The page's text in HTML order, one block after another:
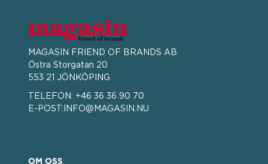
MAGASIN FRIEND OF BRANDS AB
Östra Storgatan 20
553 21 JÖNKÖPING
TELEFON: +46 36 36 90 70
E-POST: INFO@MAGASIN.NU
OM OSS